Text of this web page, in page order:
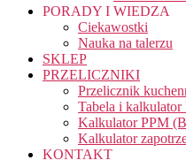
PORADY I WIEDZA
Ciekawostki
Nauka na talerzu
SKLEP
PRZELICZNIKI
Przelicznik
Tabela i
Kalkulator PPM
Kalkulator
KONTAKT